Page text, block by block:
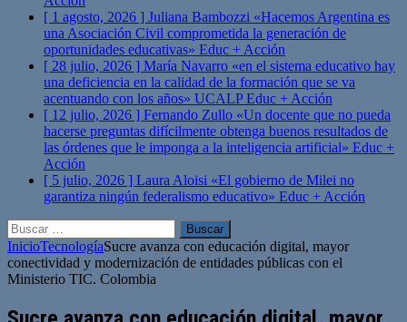
[ 1 agosto, 2026 ] Juliana Bambozzi «Hacemos Argentina es
una Asociación Civil comprometida la generación de
oportunidades educativas» Educ + Acción
[ 28 julio, 2026 ] María Navarro «en el sistema educativo hay
una deficiencia en la calidad de la formación que se va
acentuando con los años» UCALPEduc + Acción
[ 12 julio, 2026 ] Fernando Zullo «Un docente que no pueda
hacerse preguntas difícilmente obtenga buenos resultados de
las órdenes que le imponga a la inteligencia artificial» Educ +
Acción
[ 5 julio, 2026 ] Laura Aloisi «El gobierno de Milei no
garantiza ningún federalismo educativo» Educ + Acción
Buscar:
InicioTecnologíaSucre avanza con educación digital, mayor
conectividad y modernización de entidades públicas con el
Ministerio TIC. Colombia